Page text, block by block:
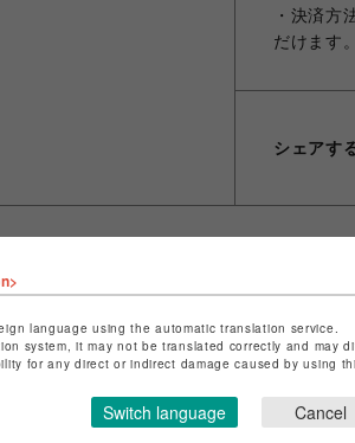
・決済方
だけます。
シェアす
プ名
ANIME-Q
language using the automatic translation service.
system, it may not be translated correctly and may
for any direct or indirect damage caused by using
Switch language Cancel